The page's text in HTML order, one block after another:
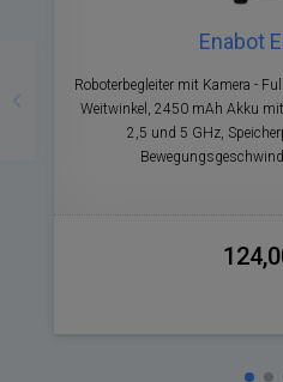
Enabot
Roboterbegleiter mit Kamera -
Weitwinkel, 2450 mAh Akku
2,5 und 5 GHz,